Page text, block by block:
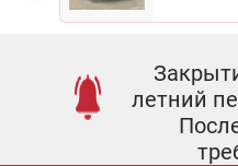
летний